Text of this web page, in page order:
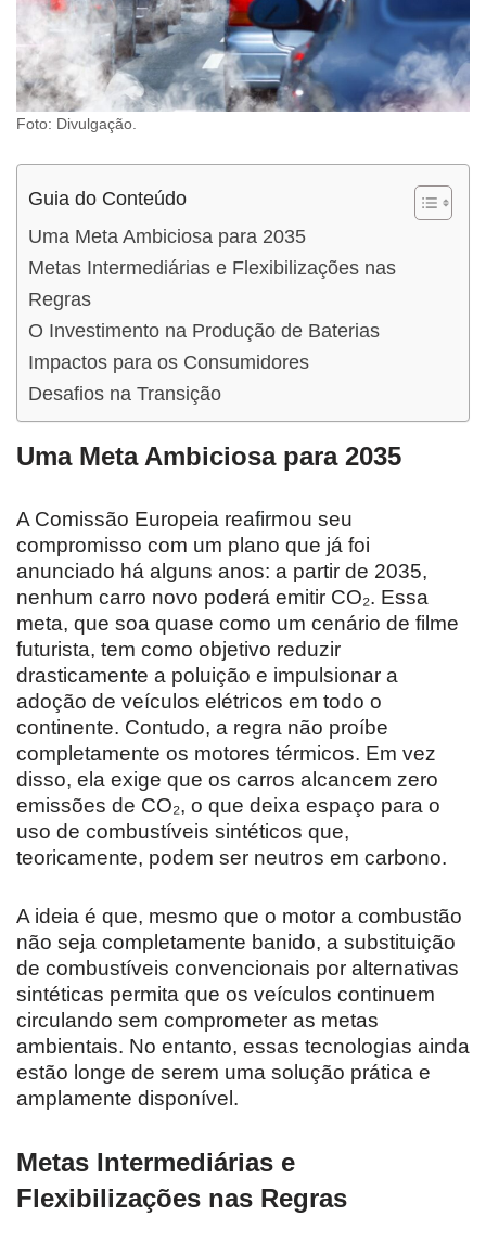
Foto: Divulgação.
Guia do Conteúdo
Uma Meta Ambiciosa para 2035
Metas Intermediárias e Flexibilizações nas
Regras
O Investimento na Produção de Baterias
Impactos para os Consumidores
Desafios na Transição
Uma Meta Ambiciosa para 2035
A Comissão Europeia reafirmou seu
compromisso com um plano que já foi
anunciado há alguns anos: a partir de 2035,
nenhum carro novo poderá emitir CO₂. Essa
meta, que soa quase como um cenário de filme
futurista, tem como objetivo reduzir
drasticamente a poluição e impulsionar a
adoção de veículos elétricos em todo o
continente. Contudo, a regra não proíbe
completamente os motores térmicos. Em vez
disso, ela exige que os carros alcancem zero
emissões de CO₂, o que deixa espaço para o
uso de combustíveis sintéticos que,
teoricamente, podem ser neutros em carbono.
A ideia é que, mesmo que o motor a combustão
não seja completamente banido, a substituição
de combustíveis convencionais por alternativas
sintéticas permita que os veículos continuem
circulando sem comprometer as metas
ambientais. No entanto, essas tecnologias ainda
estão longe de serem uma solução prática e
amplamente disponível.
Metas Intermediárias e
Flexibilizações nas Regras